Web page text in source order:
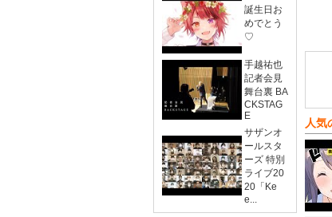
誕生日お
めでとう
♡
手越祐也
記者会見
舞台裏 BA
CKSTAG
E
サザンオ
ールスタ
ーズ 特別
ライブ20
20「Ke
e...
人気